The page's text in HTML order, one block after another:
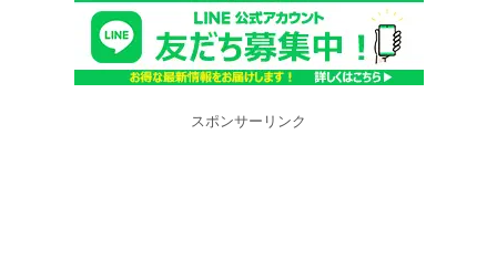
スポンサーリンク